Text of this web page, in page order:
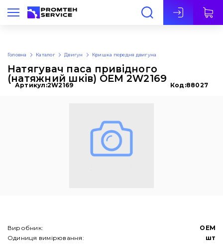
Укр
Головна Каталог Двигун Кришка передня двигуна
Натягувач паса привідного
(натяжний шків) OEM 2W2169
Артикул:2W2169 Код:88027
Виробник:
OEM
Одиниця вимірювання:
шт